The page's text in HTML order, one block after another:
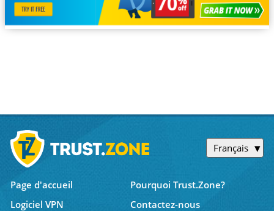
Français
Page d'accueil
Pourquoi Trust.Zone?
Logiciel VPN
Contactez-nous